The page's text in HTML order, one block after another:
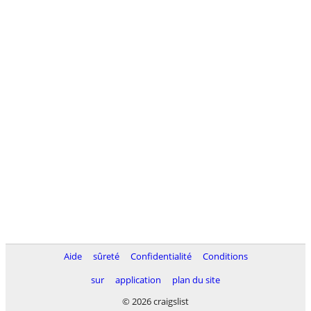
Aide sûreté Confidentialité
Conditions
sur
application
plan du site
© 2026 craigslist